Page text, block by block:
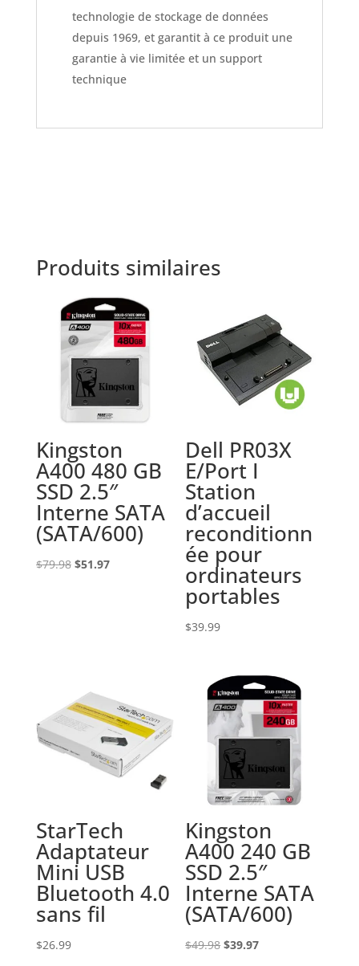
technologie de stockage de données
depuis 1969, et garantit à ce produit une
garantie à vie limitée et un support
technique
Produits similaires
Kingston
A400 480 GB
SSD 2.5″
Interne SATA
(SATA/600)
$79.98 Le
$51.97Le
Dell PR03X
E/Port I
Station
d’accueil
reconditionn
ée pour
ordinateurs
portables
$39.99
StarTech
Adaptateur
Mini USB
Bluetooth 4.0
sans fil
$26.99
Kingston
A400 240 GB
SSD 2.5″
Interne SATA
(SATA/600)
$49.98 Le
$39.97Le